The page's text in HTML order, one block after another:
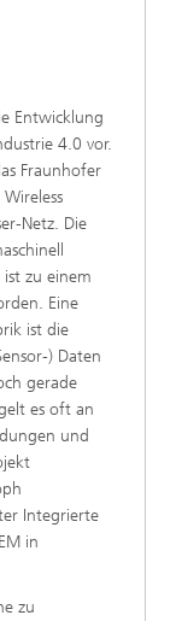
Entwicklung
4.0 vor.
Fraunhofer
Netz. Die
zu einem
Eine
ist die
) Daten
gerade
es oft an
und
Integrierte
in
zu